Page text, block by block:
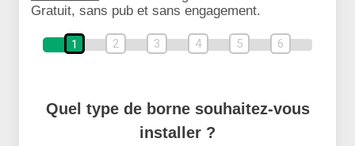
Gratuit, sans pub et sans engagement.
1 2 3 4 5 6
Quel type de borne souhaitez-vous
installer ?